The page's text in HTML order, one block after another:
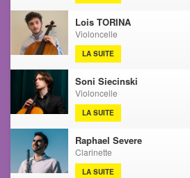
Lois TORINA
Violoncelle
LA SUITE
Soni Siecinski
Violoncelle
LA SUITE
Raphael Severe
Clarinette
LA SUITE